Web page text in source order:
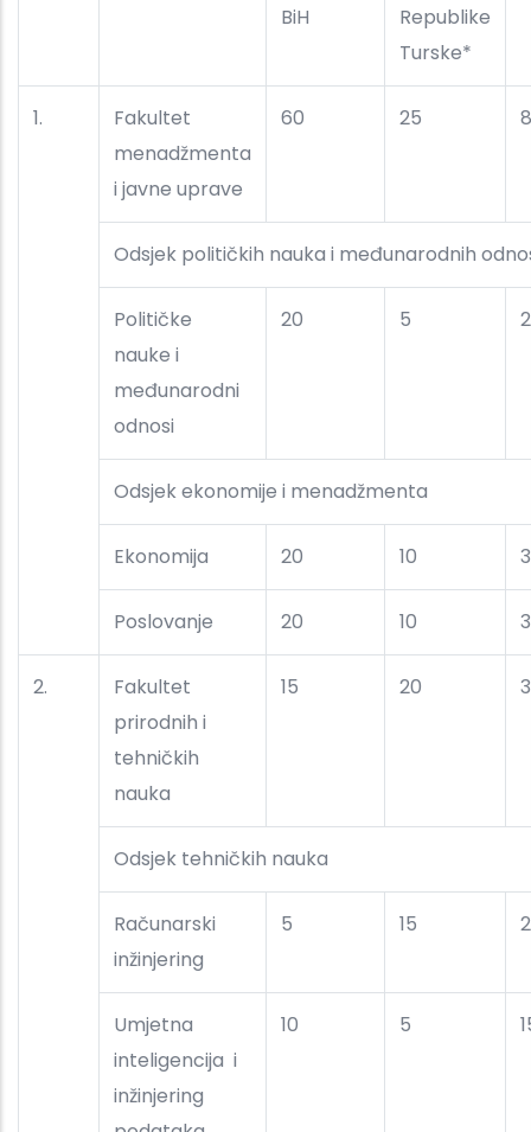
BiH
Republike
Turske*
1.
Fakultet
menadžmenta
i javne uprave
60 25
Odsjek političkih nauka i međunarodnih
Političke
nauke i
međunarodni
odnosi
20 5
Odsjek ekonomije i menadžmenta
Ekonomija 20 10
Poslovanje 20 10
2.
Fakultet
prirodnih i
tehničkih
nauka
15 20
Odsjek tehničkih nauka
Računarski
inžinjering
5 15
Umjetna
inteligencija i
inžinjering
10 5